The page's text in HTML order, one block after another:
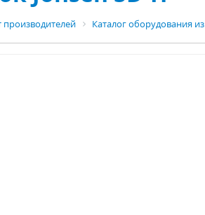
Каталог оборудования